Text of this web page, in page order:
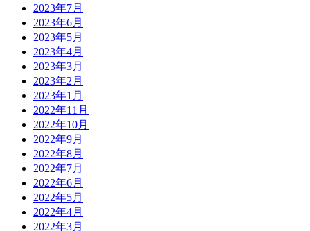
2023年7月
2023年6月
2023年5月
2023年4月
2023年3月
2023年2月
2023年1月
2022年11月
2022年10月
2022年9月
2022年8月
2022年7月
2022年6月
2022年5月
2022年4月
2022年3月